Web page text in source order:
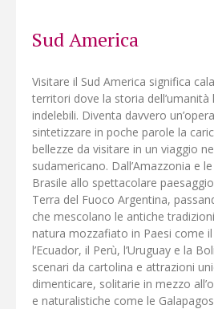
Sud America
Visitare il Sud America significa
territori dove la storia
indelebili. Diventa davvero
sintetizzare in poche parole la
bellezze da visitare in un viaggio
sudamericano. Dall’Amazzonia e
Brasile allo spettacolare
Terra del Fuoco Argentina,
che mescolano le antiche
natura mozzafiato in Paesi come
l’Ecuador, il Perù, l’Uruguay e la
scenari da cartolina e attrazioni
dimenticare, solitarie in mezzo
e naturalistiche come le